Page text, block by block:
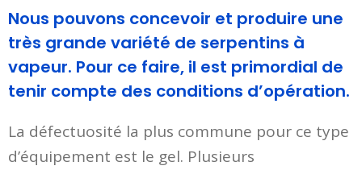
Nous pouvons concevoir et produire une
très grande variété de serpentins à
vapeur. Pour ce faire, il est primordial de
tenir compte des conditions d’opération.
La défectuosité la plus commune pour ce type
d’équipement est le gel. Plusieurs